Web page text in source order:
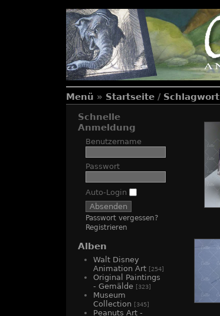
Menü » Startseite / Schlagwort
Schnelle
Anmeldung
Benutzername
Passwort
Auto-Login
Passwort vergessen?
Registrieren
Alben
Walt Disney
Animation Art [254]
Original Paintings
- Gemälde [323]
Museum
Collection
[345]
Peanuts Art -